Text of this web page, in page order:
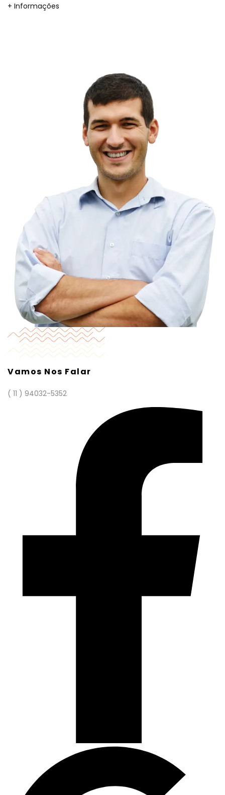
+ Informações
Vamos Nos Falar
( 11 ) 94032-5352